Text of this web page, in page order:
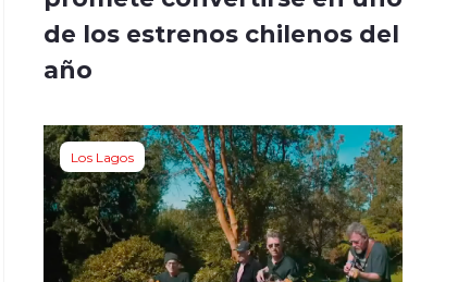
de los estrenos chilenos del
año
Los Lagos